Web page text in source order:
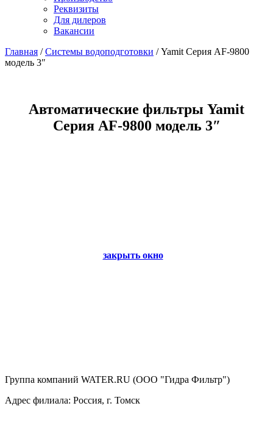
Реквизиты
Для дилеров
Вакансии
Главная /Системы водоподготовки /Yamit Серия AF-9800
модель 3″
Автоматические фильтры Yamit
Серия AF-9800 модель 3″
закрыть окно
Группа компаний WATER.RU (ООО "Гидра Фильтр")
Адрес филиала: Россия, г. Томск